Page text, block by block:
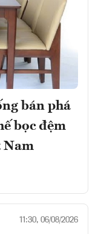
bán phá
bọc đệm
Nam
11:30, 06/08/2026